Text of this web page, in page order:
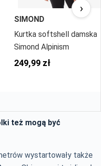
SIMOND
Kurtka softshell damska
Simond Alpinism
249,99 zł
›
też mogą być
wystartowały także